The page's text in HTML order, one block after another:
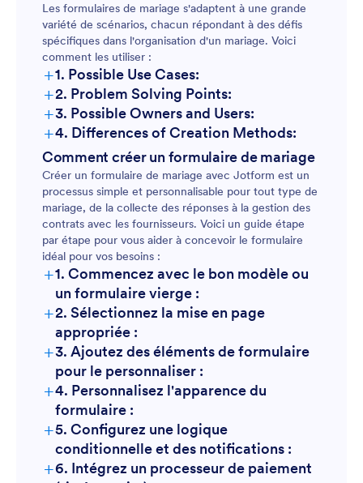
Les formulaires de mariage s'adaptent à une grande
variété de scénarios, chacun répondant à des défis
spécifiques dans l'organisation d'un mariage. Voici
comment les utiliser :
+1. Possible Use Cases:
+2. Problem Solving Points:
+3. Possible Owners and Users:
+4. Differences of Creation Methods:
Comment créer un formulaire de mariage
Créer un formulaire de mariage avec Jotform est un
processus simple et personnalisable pour tout type de
mariage, de la collecte des réponses à la gestion des
contrats avec les fournisseurs. Voici un guide étape
par étape pour vous aider à concevoir le formulaire
idéal pour vos besoins :
+1. Commencez avec le bon modèle ou
un formulaire vierge :
+2. Sélectionnez la mise en page
appropriée :
+3. Ajoutez des éléments de formulaire
pour le personnaliser :
+4. Personnalisez l'apparence du
formulaire :
+5. Configurez une logique
conditionnelle et des notifications :
+6. Intégrez un processeur de paiement